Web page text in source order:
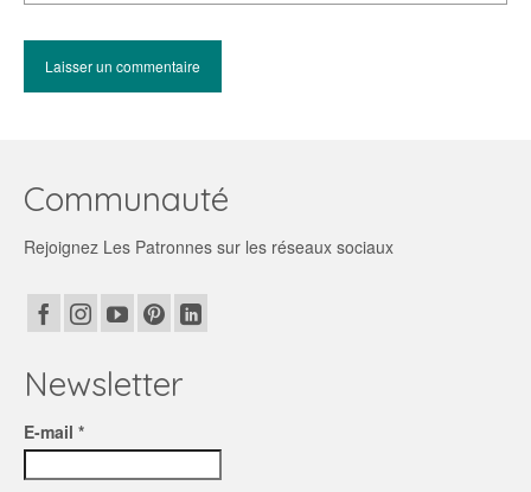
Communauté
Rejoignez Les Patronnes sur les réseaux sociaux
Newsletter
E-mail *